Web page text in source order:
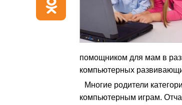
помощником для мам в
компьютерных
Многие родители
компьютерным играм.